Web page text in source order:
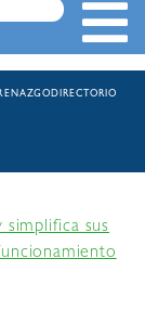
DIRECTORIO
simplifica sus